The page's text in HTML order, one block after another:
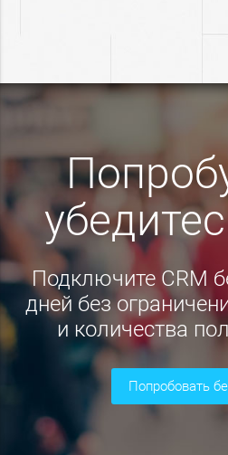
Подключите CRM
дней без
и количества
попробовать